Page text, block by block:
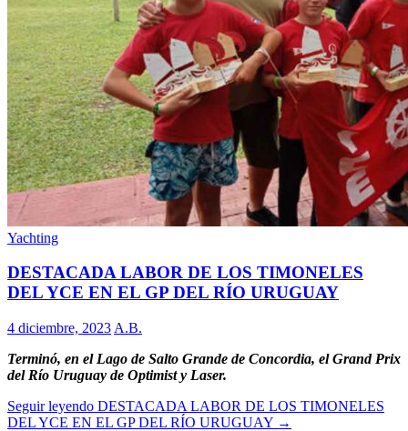
Yachting
DESTACADA LABOR DE LOS TIMONELES
DEL YCE EN EL GP DEL RÍO URUGUAY
4 diciembre, 2023 A.B.
Terminó, en el Lago de Salto Grande de Concordia, el Grand Prix
del Río Uruguay de Optimist y Laser.
Seguir leyendo DESTACADA LABOR DE LOS TIMONELES
DEL YCE EN EL GP DEL RÍO URUGUAY →